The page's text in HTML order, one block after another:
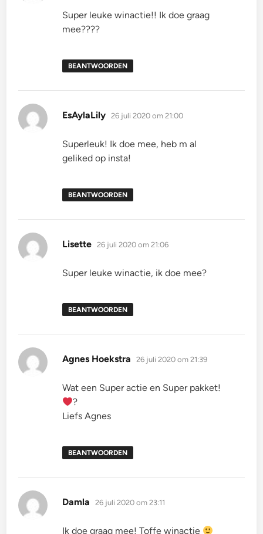
Super leuke winactie!! Ik doe graag
mee????
BEANTWOORDEN
EsAylaLily schreef:
26 juli 2020 om 21:00
Superleuk! Ik doe mee, heb m al
geliked op insta!
BEANTWOORDEN
Lisette schreef:
26 juli 2020 om 21:06
Super leuke winactie, ik doe mee?
BEANTWOORDEN
Agnes Hoekstra schreef:
26 juli 2020 om 21:39
Wat een Super actie en Super pakket!
?
Liefs Agnes
BEANTWOORDEN
Damla schreef:
26 juli 2020 om 23:11
Ik doe graag mee! Toffe winactie